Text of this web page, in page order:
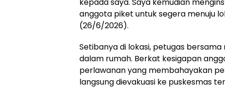
anggota piket untuk segera menuju
(26/6/2026).
Setibanya di lokasi, petugas
dalam rumah. Berkat kesigapan
perlawanan yang membahayakan
langsung dievakuasi ke puskesmas